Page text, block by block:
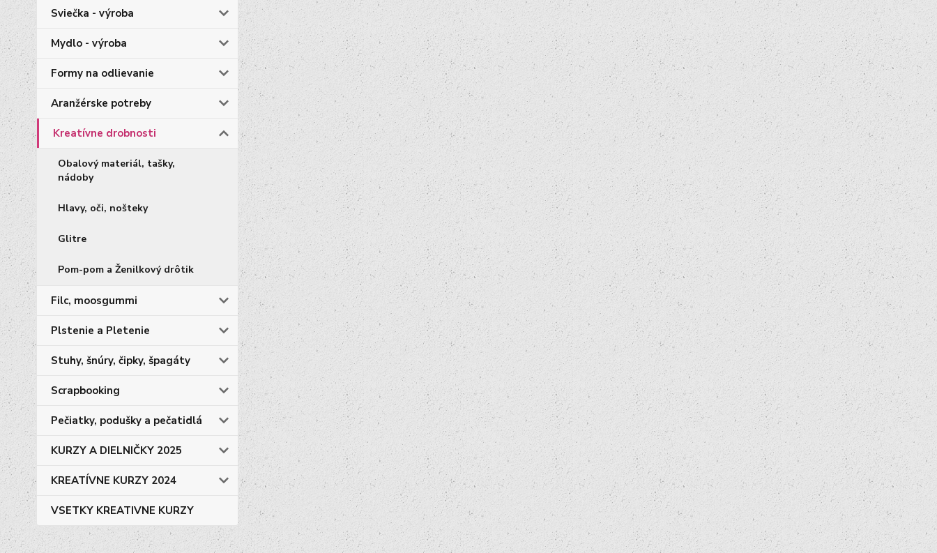
Sviečka - výroba
Mydlo - výroba
Formy na odlievanie
Aranžérske potreby
Kreatívne drobnosti
Obalový materiál, tašky,
nádoby
Hlavy, oči, nošteky
Glitre
Pom-pom a Ženilkový drôtik
Filc, moosgummi
Plstenie a Pletenie
Stuhy, šnúry, čipky, špagáty
Scrapbooking
Pečiatky, podušky a pečatidlá
KURZY A DIELNIČKY 2025
KREATÍVNE KURZY 2024
VSETKY KREATIVNE KURZY